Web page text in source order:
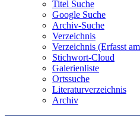
Titel Suche
Google Suche
Archiv-Suche
Verzeichnis
Verzeichnis (Erfasst
Stichwort-Cloud
Galerienliste
Ortssuche
Literaturverzeichnis
Archiv